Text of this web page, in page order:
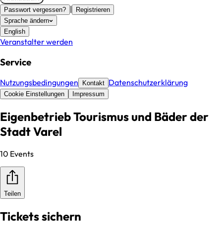
Passwort vergessen? |
Registrieren
Sprache ändern
English
Veranstalter werden
Service
Nutzungsbedingungen Kontakt Datenschutzerklärung
Cookie Einstellungen Impressum
Eigenbetrieb Tourismus und Bäder der
Stadt Varel
10 Events
Teilen
Tickets sichern